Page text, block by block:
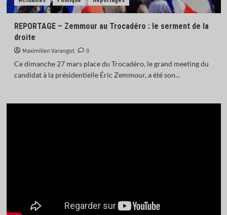
REPORTAGE – Zemmour au Trocadéro : le serment de la
droite
Maximilien Varangot
0
Ce dimanche 27 mars place du Trocadéro, le grand meeting du
candidat à la présidentielle Éric Zemmour, a été son...